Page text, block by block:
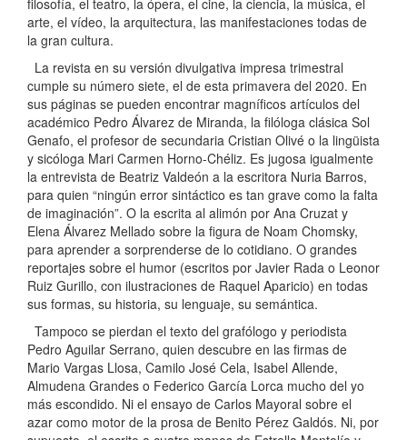
filosofía, el teatro, la ópera, el cine, la ciencia, la música, el
arte, el vídeo, la arquitectura, las manifestaciones todas de
la gran cultura.
La revista en su versión divulgativa impresa trimestral
cumple su número siete, el de esta primavera del 2020. En
sus páginas se pueden encontrar magníficos artículos del
académico Pedro Álvarez de Miranda, la filóloga clásica Sol
Genafo, el profesor de secundaria Cristian Olivé o la lingüista
y sicóloga Mari Carmen Horno-Chéliz. Es jugosa igualmente
la entrevista de Beatriz Valdeón a la escritora Nuria Barros,
para quien “ningún error sintáctico es tan grave como la falta
de imaginación”. O la escrita al alimón por Ana Cruzat y
Elena Álvarez Mellado sobre la figura de Noam Chomsky,
para aprender a sorprenderse de lo cotidiano. O grandes
reportajes sobre el humor (escritos por Javier Rada o Leonor
Ruiz Gurillo, con ilustraciones de Raquel Aparicio) en todas
sus formas, su historia, su lenguaje, su semántica.
Tampoco se pierdan el texto del grafólogo y periodista
Pedro Aguilar Serrano, quien descubre en las firmas de
Mario Vargas Llosa, Camilo José Cela, Isabel Allende,
Almudena Grandes o Federico García Lorca mucho del yo
más escondido. Ni el ensayo de Carlos Mayoral sobre el
azar como motor de la prosa de Benito Pérez Galdós. Ni, por